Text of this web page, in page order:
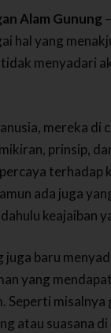
Alam Gunung
hal yang
menyadari
mereka di
prinsip,
terhadap
ada juga
keajaiban
juga baru
yang
Seperti misalnya
atau suasana